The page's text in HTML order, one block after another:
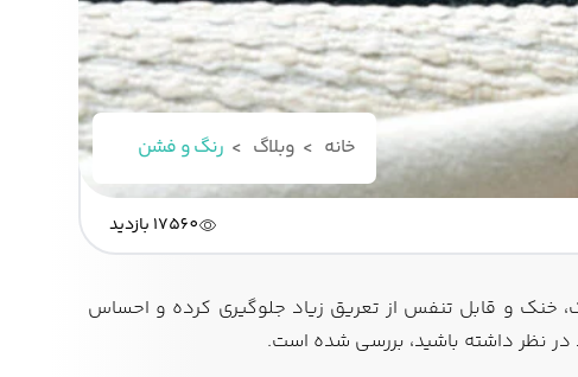
خانه وبلاگ رنگ و فشن
17560 بازدید
خنک و قابل تنفس از تعریق زیاد جلوگیری کرده و احساس
در نظر داشته باشید، بررسی شده است.